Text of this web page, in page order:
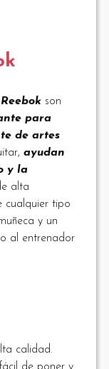
son
para
de artes
ayudan
y la
alta
cualquier tipo
y un
al entrenador
calidad.